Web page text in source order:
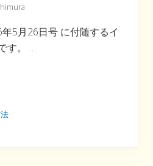
5月26日号 に付随するイ
す。 …